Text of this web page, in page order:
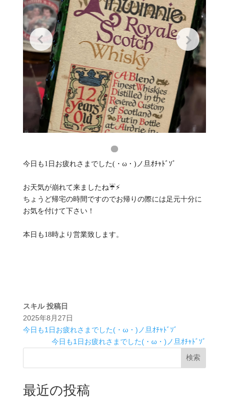
今日も1日お疲れさまでした(・ω・)ノ旦ｵﾁｬﾄﾞｿﾞ
お天気が崩れて来ましたね☔️⚡️
ちょうど帰宅の時間ですのでお帰りの際には足元十分に
お気を付けて下さい！
本日も18時より営業致します。
スキル 投稿日
2025年8月27日
今日も1日お疲れさまでした(・ω・)ノ旦ｵﾁｬﾄﾞｿﾞ
今日も1日お疲れさまでした(・ω・)ノ旦ｵﾁｬﾄﾞｿﾞ
検索
最近の投稿